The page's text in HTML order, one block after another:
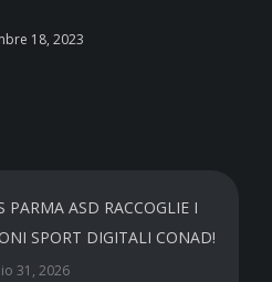
18, 2023
PARMA ASD RACCOGLIE I
SPORT DIGITALI CONAD!
31, 2026